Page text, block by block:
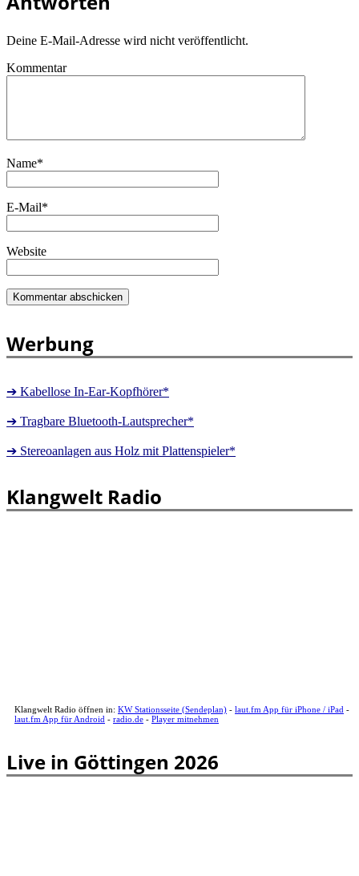
Deine E-Mail-Adresse wird nicht veröffentlicht.
Kommentar
Name*
E-Mail*
Website
Werbung
➔ Kabellose In-Ear-Kopfhörer*
➔ Tragbare Bluetooth-Lautsprecher*
➔ Stereoanlagen aus Holz mit Plattenspieler*
Klangwelt Radio
Klangwelt Radio öffnen in: KW Stationsseite (Sendeplan) - laut.fm App für iPhone / iPad -
laut.fm App für Android - radio.de - Player mitnehmen
Live in Göttingen 2026